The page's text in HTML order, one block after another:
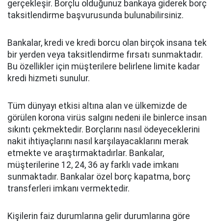
gerçekleşir. Borçlu olduğunuz bankaya giderek borç
taksitlendirme başvurusunda bulunabilirsiniz.
Bankalar, kredi ve kredi borcu olan birçok insana tek
bir yerden veya taksitlendirme fırsatı sunmaktadır.
Bu özellikler için müşterilere belirlene limite kadar
kredi hizmeti sunulur.
Tüm dünyayı etkisi altına alan ve ülkemizde de
görülen korona virüs salgını nedeni ile binlerce insan
sıkıntı çekmektedir. Borçlarını nasıl ödeyeceklerini
nakit ihtiyaçlarını nasıl karşılayacaklarını merak
etmekte ve araştırmaktadırlar. Bankalar,
müşterilerine 12, 24, 36 ay farklı vade imkanı
sunmaktadır. Bankalar özel borç kapatma, borç
transferleri imkanı vermektedir.
Kişilerin faiz durumlarına gelir durumlarına göre